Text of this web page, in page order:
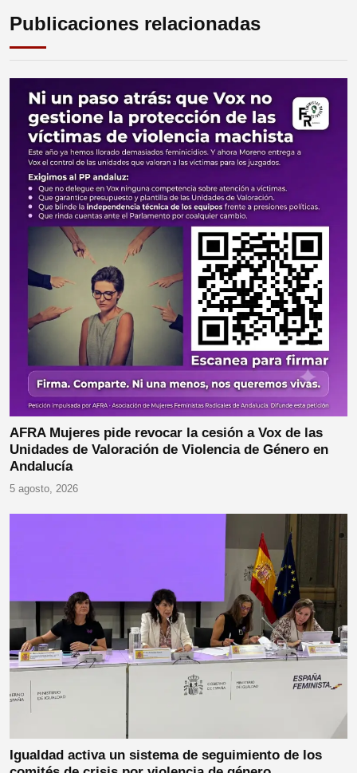
Publicaciones relacionadas
AFRA Mujeres pide revocar la cesión a Vox de las
Unidades de Valoración de Violencia de Género en
Andalucía
5 agosto, 2026
Igualdad activa un sistema de seguimiento de los